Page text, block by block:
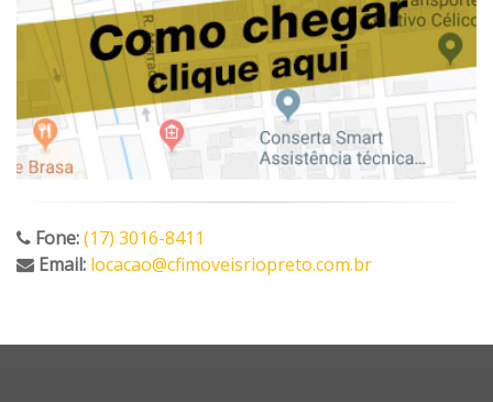
Fone:(17) 3016-8411
Email: locacao@cfimoveisriopreto.com.br